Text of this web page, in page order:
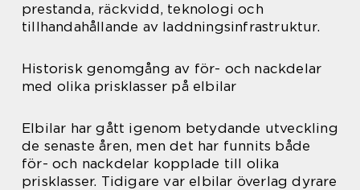
prestanda, räckvidd, teknologi och
tillhandahållande av laddningsinfrastruktur.
Historisk genomgång av för- och nackdelar
med olika prisklasser på elbilar
Elbilar har gått igenom betydande utveckling
de senaste åren, men det har funnits både
för- och nackdelar kopplade till olika
prisklasser. Tidigare var elbilar överlag dyrare